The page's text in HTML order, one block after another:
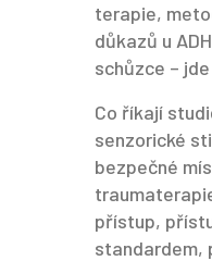
terapie,
důkazů u
schůzce –
Co říkají
senzorické
bezpečné
přístup,
standardem,